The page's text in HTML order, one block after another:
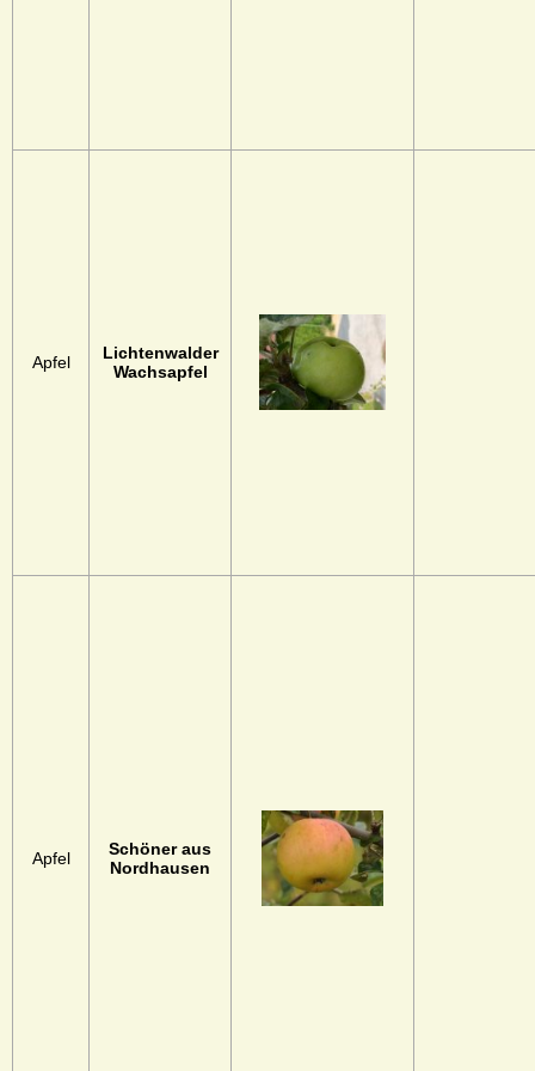
Apfel
Lichtenwalder
Wachsapfel
Apfel
Schöner aus
Nordhausen